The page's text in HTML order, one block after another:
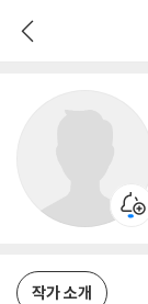
작가 소개